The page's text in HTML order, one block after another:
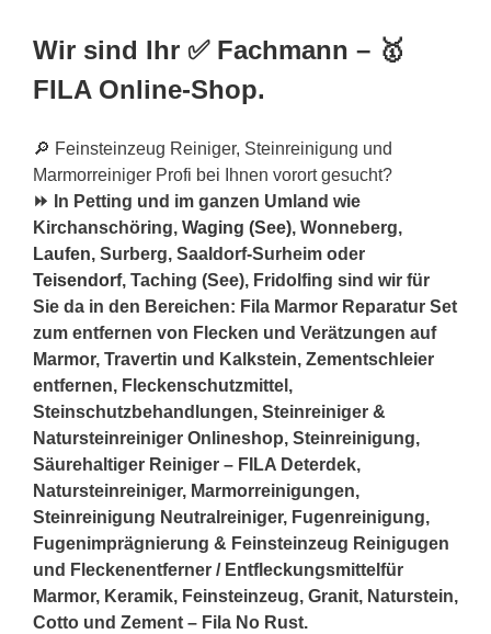
Wir sind Ihr ✅ Fachmann – 🥇
FILA Online-Shop.
🔎 Feinsteinzeug Reiniger, Steinreinigung und
Marmorreiniger Profi bei Ihnen vorort gesucht?
⏩ In Petting und im ganzen Umland wie
Kirchanschöring, Waging (See), Wonneberg,
Laufen, Surberg, Saaldorf-Surheim oder
Teisendorf, Taching (See), Fridolfing sind wir für
Sie da in den Bereichen: Fila Marmor Reparatur Set
zum entfernen von Flecken und Verätzungen auf
Marmor, Travertin und Kalkstein, Zementschleier
entfernen, Fleckenschutzmittel,
Steinschutzbehandlungen, Steinreiniger &
Natursteinreiniger Onlineshop, Steinreinigung,
Säurehaltiger Reiniger – FILA Deterdek,
Natursteinreiniger, Marmorreinigungen,
Steinreinigung Neutralreiniger, Fugenreinigung,
Fugenimprägnierung & Feinsteinzeug Reinigugen
und Fleckenentferner / Entfleckungsmittelfür
Marmor, Keramik, Feinsteinzeug, Granit, Naturstein,
Cotto und Zement – Fila No Rust.